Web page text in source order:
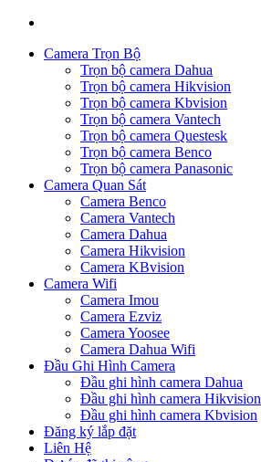
Camera Trọn Bộ
Trọn bộ camera Dahua
Trọn bộ camera Hikvision
Trọn bộ camera Kbvision
Trọn bộ camera Vantech
Trọn bộ camera Questesk
Trọn bộ camera Benco
Trọn bộ camera Panasonic
Camera Quan Sát
Camera Benco
Camera Vantech
Camera Dahua
Camera Hikvision
Camera KBvision
Camera Wifi
Camera Imou
Camera Ezviz
Camera Yoosee
Camera Dahua Wifi
Đầu Ghi Hình Camera
Đầu ghi hình camera Dahua
Đầu ghi hình camera Hikvision
Đầu ghi hình camera Kbvision
Đăng ký lắp đặt
Liên Hệ